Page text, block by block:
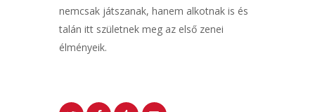
nemcsak játszanak, hanem alkotnak is és
talán itt születnek meg az első zenei
élményeik.